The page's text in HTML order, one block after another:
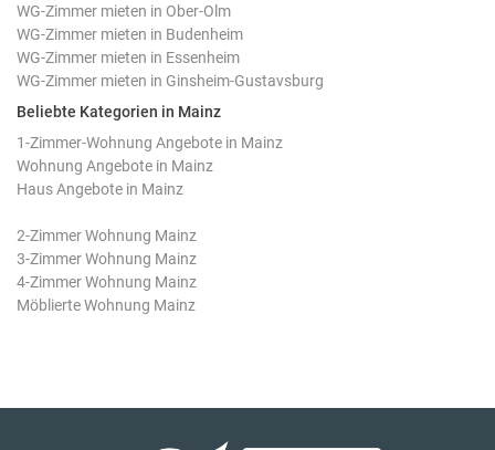
WG-Zimmer mieten in Ober-Olm
WG-Zimmer mieten in Budenheim
WG-Zimmer mieten in Essenheim
WG-Zimmer mieten in Ginsheim-Gustavsburg
Beliebte Kategorien in Mainz
1-Zimmer-Wohnung Angebote in Mainz
Wohnung Angebote in Mainz
Haus Angebote in Mainz
2-Zimmer Wohnung Mainz
3-Zimmer Wohnung Mainz
4-Zimmer Wohnung Mainz
Möblierte Wohnung Mainz